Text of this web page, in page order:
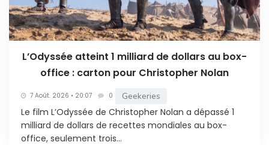
L’Odyssée atteint 1 milliard de dollars au box-
office : carton pour Christopher Nolan
7 Août. 2026 • 20:07 0 Geekeries
Le film L’Odyssée de Christopher Nolan a dépassé 1
milliard de dollars de recettes mondiales au box-
office, seulement trois...